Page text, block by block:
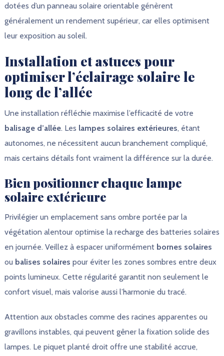
dotées d’un panneau solaire orientable génèrent
généralement un rendement supérieur, car elles optimisent
leur exposition au soleil.
Installation et astuces pour
optimiser l’éclairage solaire le
long de l’allée
Une installation réfléchie maximise l’efficacité de votre
balisage d’allée. Les lampes solaires extérieures, étant
autonomes, ne nécessitent aucun branchement compliqué,
mais certains détails font vraiment la différence sur la durée.
Bien positionner chaque lampe
solaire extérieure
Privilégier un emplacement sans ombre portée par la
végétation alentour optimise la recharge des batteries solaires
en journée. Veillez à espacer uniformément bornes solaires
ou balises solaires pour éviter les zones sombres entre deux
points lumineux. Cette régularité garantit non seulement le
confort visuel, mais valorise aussi l’harmonie du tracé.
Attention aux obstacles comme des racines apparentes ou
gravillons instables, qui peuvent gêner la fixation solide des
lampes. Le piquet planté droit offre une stabilité accrue,